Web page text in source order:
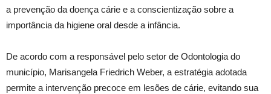
a prevenção da doença cárie e a conscientização sobre a
importância da higiene oral desde a infância.
De acordo com a responsável pelo setor de Odontologia do
município, Marisangela Friedrich Weber, a estratégia adotada
permite a intervenção precoce em lesões de cárie, evitando sua